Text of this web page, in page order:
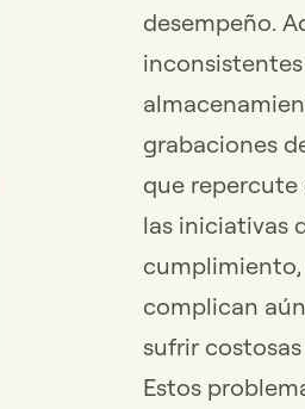
desempeño.
grabaciones
que repercute
las iniciativas
cumplimiento,
complican
sufrir
Estos